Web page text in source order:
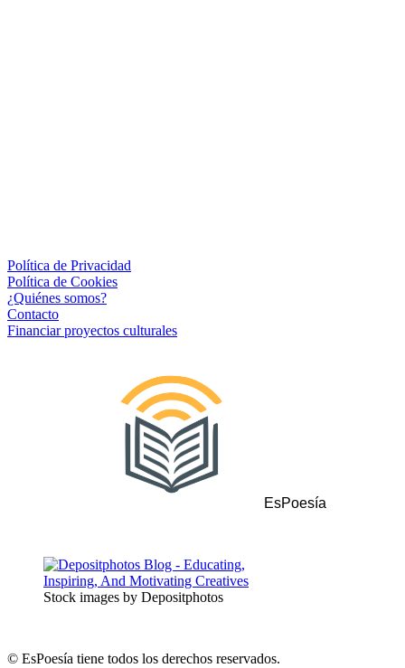
Política de Privacidad
Política de Cookies
¿Quiénes somos?
Contacto
Financiar proyectos culturales
EsPoesía
Stock images by Depositphotos
© EsPoesía tiene todos los derechos reservados.